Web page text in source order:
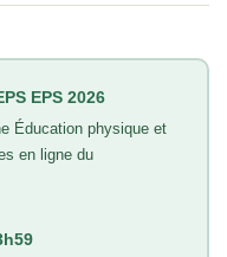
EPS 2026
Éducation physique et
en ligne du